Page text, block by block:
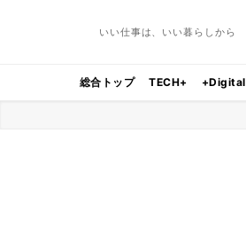
いい仕事は、いい暮らしから
総合トップ TECH+ +Digital